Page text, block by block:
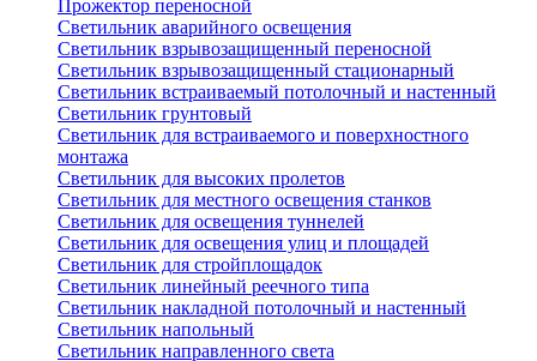
Прожектор переносной
Светильник аварийного освещения
Светильник взрывозащищенный переносной
Светильник взрывозащищенный стационарный
Светильник встраиваемый потолочный и настенный
Светильник грунтовый
Светильник для встраиваемого и поверхностного
монтажа
Светильник для высоких пролетов
Светильник для местного освещения станков
Светильник для освещения туннелей
Светильник для освещения улиц и площадей
Светильник для стройплощадок
Светильник линейный реечного типа
Светильник накладной потолочный и настенный
Светильник напольный
Светильник направленного света